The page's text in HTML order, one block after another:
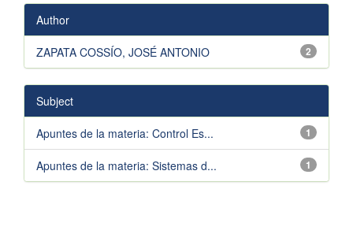
Author
2
ZAPATA COSSÍO, JOSÉ ANTONIO
Subject
1
Apuntes de la materia: Control Es...
1
Apuntes de la materia: Sistemas d...